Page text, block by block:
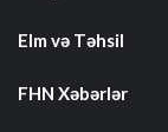
Elm və Təhsil
FHN Xəbərlər